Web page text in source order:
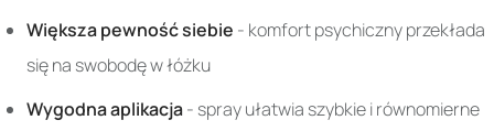
Większa pewność siebie - komfort psychiczny przekłada
się na swobodę w łóżku
Wygodna aplikacja- spray ułatwia szybkie i równomierne